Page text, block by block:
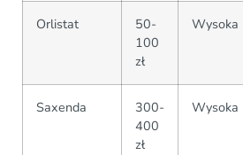
Orlistat
50-
100
zł
Wysoka
Saxenda
300-
400
zł
Wysoka